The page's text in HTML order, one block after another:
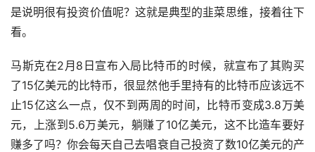
是说明很有投资价值呢？这就是典型的韭菜思维，接着往下
看。
马斯克在2月8日宣布入局比特币的时候，就宣布了其购买
了15亿美元的比特币，很显然他手里持有的比特币应该远不
止15亿这么一点，仅不到两周的时间，比特币变成3.8万美
元，上涨到5.6万美元，躺赚了10亿美元，这不比造车要好
赚多了吗？你会每天自己去唱衰自己投资了数10亿美元的产